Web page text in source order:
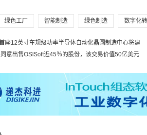
绿色工厂 智能制造 绿色制造 数字化
座12英寸车规级功率半导体自动化晶圆制造中心将建
意出售OSISoft近45％的股份，该交易价值50亿美元